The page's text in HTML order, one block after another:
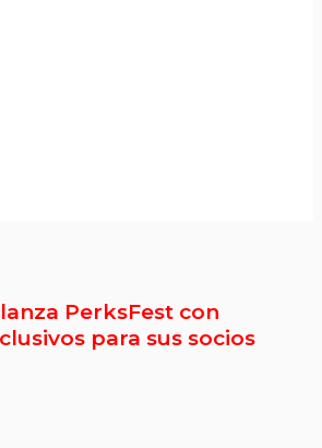
PerksFest con
para sus socios